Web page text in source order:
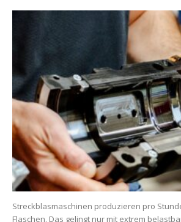
Streckblasmaschinen produzieren pro
Flaschen. Das gelingt nur mit extrem